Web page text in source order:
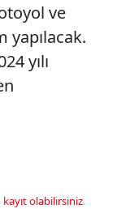
ve
yapılacak.
yılı
kayıt olabilirsiniz.